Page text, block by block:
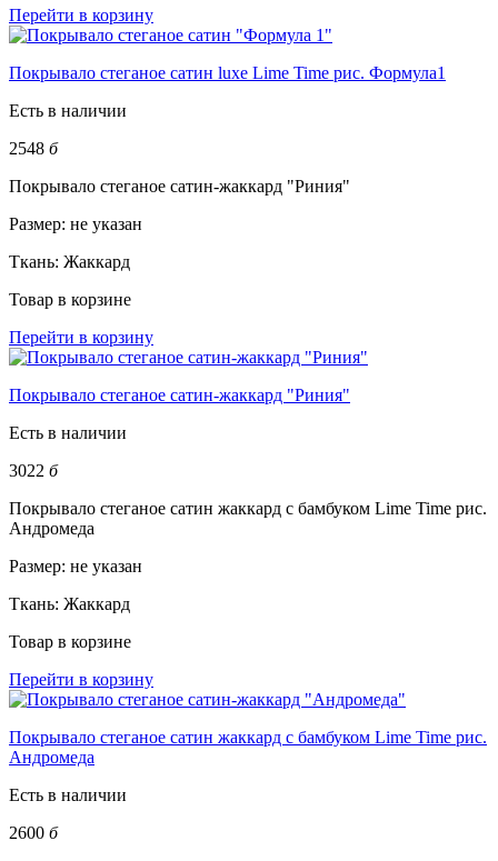
Перейти в корзину
Покрывало стеганое сатин luxe Lime Time рис. Формула1
Есть в наличии
2548 б
Покрывало стеганое сатин-жаккард "Риния"
Размер: не указан
Ткань: Жаккард
Товар в корзине
Перейти в корзину
Покрывало стеганое сатин-жаккард "Риния"
Есть в наличии
3022 б
Покрывало стеганое сатин жаккард с бамбуком Lime Time рис.
Андромеда
Размер: не указан
Ткань: Жаккард
Товар в корзине
Перейти в корзину
Покрывало стеганое сатин жаккард с бамбуком Lime Time рис.
Андромеда
Есть в наличии
2600 б